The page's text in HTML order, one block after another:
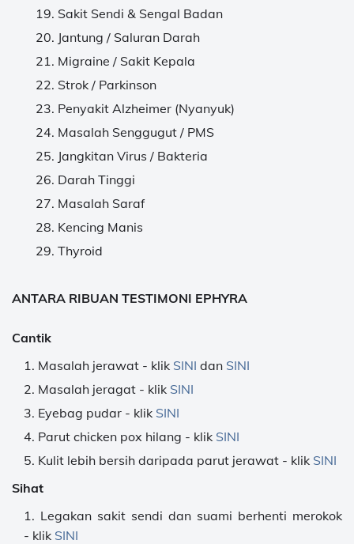
Sakit Sendi & Sengal Badan
Jantung / Saluran Darah
Migraine / Sakit Kepala
Strok / Parkinson
Penyakit Alzheimer (Nyanyuk)
Masalah Senggugut / PMS
Jangkitan Virus / Bakteria
Darah Tinggi
Masalah Saraf
Kencing Manis
Thyroid
ANTARA RIBUAN TESTIMONI EPHYRA
Cantik
Masalah jerawat - klik SINI dan SINI
Masalah jeragat - klik SINI
Eyebag pudar - klik SINI
Parut chicken pox hilang - klik SINI
Kulit lebih bersih daripada parut jerawat - klik SINI
Sihat
Legakan sakit sendi dan suami berhenti merokok
- klik SINI